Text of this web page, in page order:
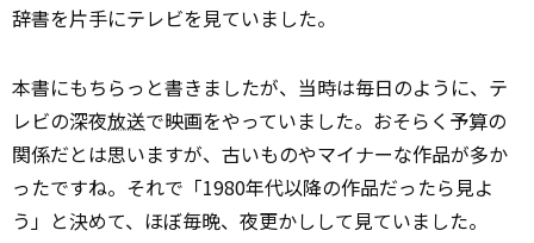
辞書を片手にテレビを見ていました。
本書にもちらっと書きましたが、当時は毎日のように、テ
レビの深夜放送で映画をやっていました。おそらく予算の
関係だとは思いますが、古いものやマイナーな作品が多か
ったですね。それで「1980年代以降の作品だったら見よ
う」と決めて、ほぼ毎晩、夜更かしして見ていました。